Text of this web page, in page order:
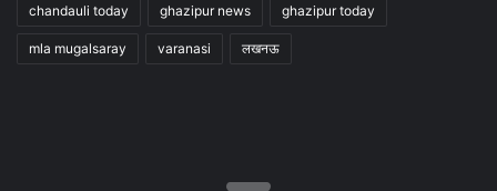
chandauli today ghazipur news ghazipur today
mla mugalsaray varanasi लखनऊ